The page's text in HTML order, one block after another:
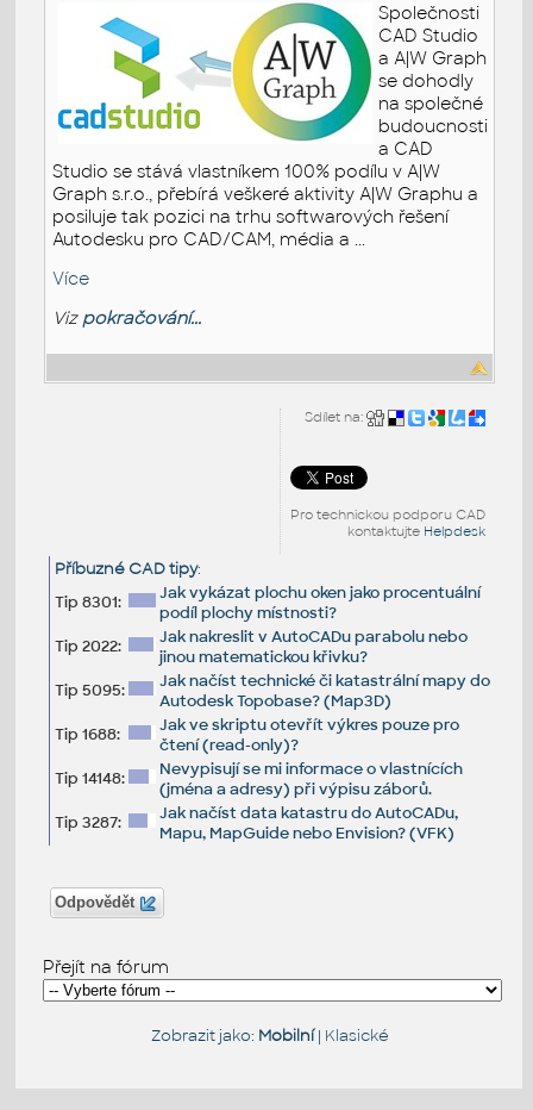
Společnosti
CAD Studio
a A|W Graph
se dohodly
na společné
budoucnosti
a CAD
Studio se stává vlastníkem 100% podílu v A|W
Graph s.r.o., přebírá veškeré aktivity A|W Graphu a
posiluje tak pozici na trhu softwarových řešení
Autodesku pro CAD/CAM, média a ...
Více
Viz pokračování...
Sdílet na:
Pro technickou podporu CAD
kontaktujte Helpdesk
Příbuzné CAD tipy:
Tip 8301:
Jak vykázat plochu oken jako procentuální
podíl plochy místnosti?
Tip 2022:
Jak nakreslit v AutoCADu parabolu nebo
jinou matematickou křivku?
Tip 5095:
Jak načíst technické či katastrální mapy do
Autodesk Topobase? (Map3D)
Tip 1688:
Jak ve skriptu otevřít výkres pouze pro
čtení (read-only)?
Tip 14148:
Nevypisují se mi informace o vlastnících
(jména a adresy) při výpisu záborů.
Tip 3287:
Jak načíst data katastru do AutoCADu,
Mapu, MapGuide nebo Envision? (VFK)
Odpovědět
Přejít na fórum
Zobrazit jako: Mobilní| Klasické